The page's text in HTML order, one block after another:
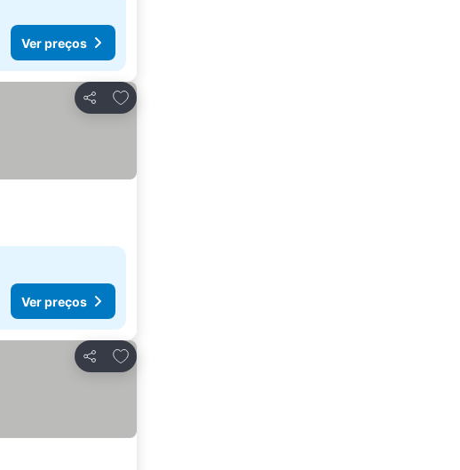
Ver preços
Partilhar
Adicionar aos favoritos
Ver preços
Partilhar
Adicionar aos favoritos